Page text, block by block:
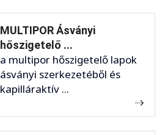
MULTIPOR Ásványi
hőszigetelő ...
a multipor hőszigetelő lapok
ásványi szerkezetéből és
kapilláraktív ...